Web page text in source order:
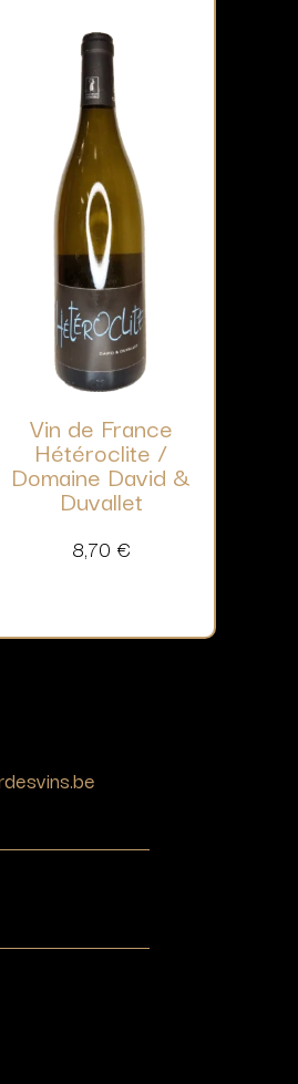
Vin de France
Hétéroclite /
Domaine David &
Duvallet
8,70 €